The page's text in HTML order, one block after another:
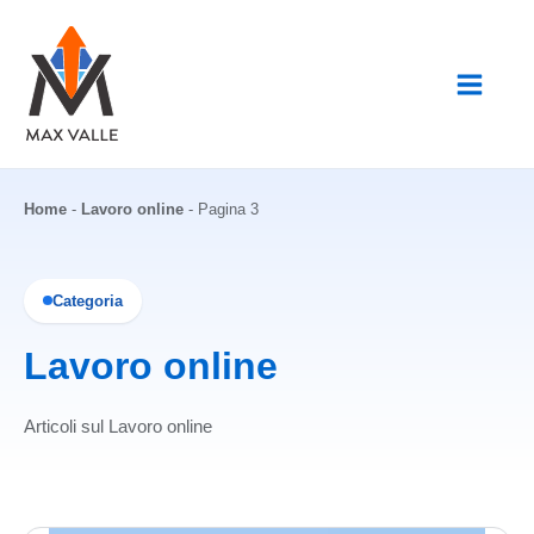
contenuto
Home - Lavoro online - Pagina 3
Categoria
Lavoro online
Articoli sul Lavoro online